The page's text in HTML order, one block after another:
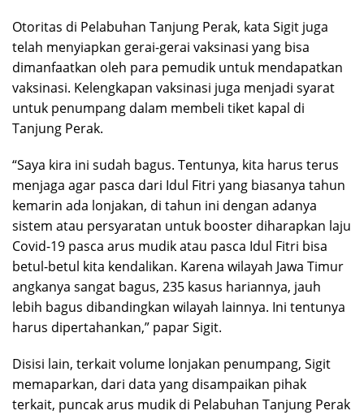
Otoritas di Pelabuhan Tanjung Perak, kata Sigit juga
telah menyiapkan gerai-gerai vaksinasi yang bisa
dimanfaatkan oleh para pemudik untuk mendapatkan
vaksinasi. Kelengkapan vaksinasi juga menjadi syarat
untuk penumpang dalam membeli tiket kapal di
Tanjung Perak.
“Saya kira ini sudah bagus. Tentunya, kita harus terus
menjaga agar pasca dari Idul Fitri yang biasanya tahun
kemarin ada lonjakan, di tahun ini dengan adanya
sistem atau persyaratan untuk booster diharapkan laju
Covid-19 pasca arus mudik atau pasca Idul Fitri bisa
betul-betul kita kendalikan. Karena wilayah Jawa Timur
angkanya sangat bagus, 235 kasus hariannya, jauh
lebih bagus dibandingkan wilayah lainnya. Ini tentunya
harus dipertahankan,” papar Sigit.
Disisi lain, terkait volume lonjakan penumpang, Sigit
memaparkan, dari data yang disampaikan pihak
terkait, puncak arus mudik di Pelabuhan Tanjung Perak